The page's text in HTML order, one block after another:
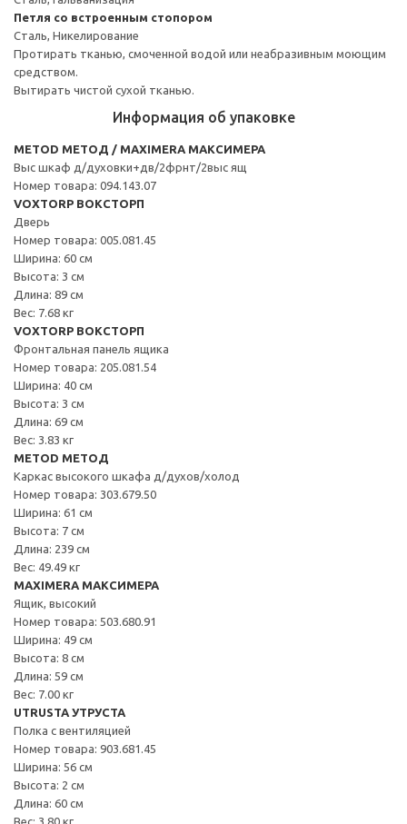
Петля со встроенным стопором
Сталь, Никелирование
Протирать тканью, смоченной водой или неабразивным моющим
средством.
Вытирать чистой сухой тканью.
Информация об упаковке
METOD МЕТОД / MAXIMERA МАКСИМЕРА
Выс шкаф д/духовки+дв/2фрнт/2выс ящ
Номер товара: 094.143.07
VOXTORP ВОКСТОРП
Дверь
Номер товара: 005.081.45
Ширина: 60 см
Высота: 3 см
Длина: 89 см
Вес: 7.68 кг
VOXTORP ВОКСТОРП
Фронтальная панель ящика
Номер товара: 205.081.54
Ширина: 40 см
Высота: 3 см
Длина: 69 см
Вес: 3.83 кг
METOD МЕТОД
Каркас высокого шкафа д/духов/холод
Номер товара: 303.679.50
Ширина: 61 см
Высота: 7 см
Длина: 239 см
Вес: 49.49 кг
MAXIMERA МАКСИМЕРА
Ящик, высокий
Номер товара: 503.680.91
Ширина: 49 см
Высота: 8 см
Длина: 59 см
Вес: 7.00 кг
UTRUSTA УТРУСТА
Полка с вентиляцией
Номер товара: 903.681.45
Ширина: 56 см
Высота: 2 см
Длина: 60 см
Вес: 3.80 кг